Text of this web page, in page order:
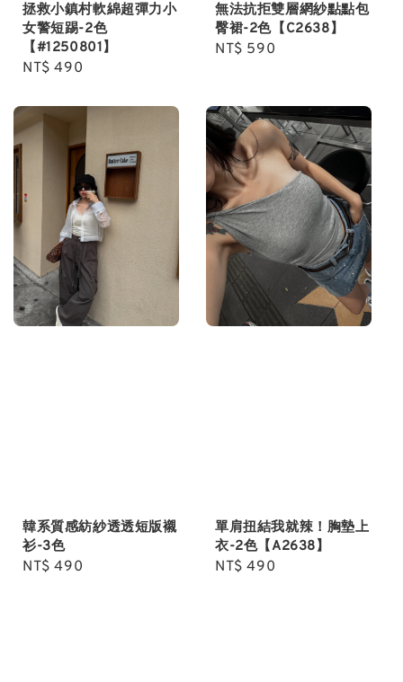
拯救小鎮村軟綿超彈力小
女警短踢-2色
【#1250801】
Regular
NT$ 490
無法抗拒雙層網紗點點包
臀裙-2色【C2638】
Regular
NT$ 590
韓系質感紡紗透透短版襯
衫-3色
Regular
NT$ 490
單肩扭結我就辣！胸墊上
衣-2色【A2638】
Regular
NT$ 490